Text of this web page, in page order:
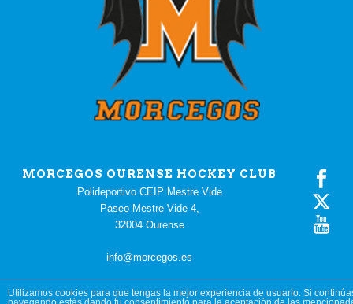
MORCEGOS OURENSE HOCKEY CLUB
Polideportivo CEIP Mestre Vide
Paseo Mestre Vide 4,
32004 Ourense
info@morcegos.es
Utilizamos cookies para que tengas la mejor experiencia de usuario. Si